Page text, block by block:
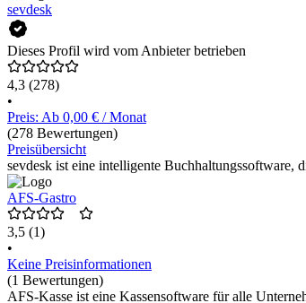
sevdesk
Dieses Profil wird vom Anbieter betrieben
4,3 (278)
•
Preis: Ab 0,00 € / Monat
(278 Bewertungen)
Preisübersicht
sevdesk ist eine intelligente Buchhaltungssoftware,
AFS-Gastro
3,5 (1)
•
Keine Preisinformationen
(1 Bewertungen)
AFS-Kasse ist eine Kassensoftware für alle